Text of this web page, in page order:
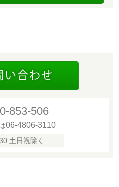
853-506
06-4806-3110
土日祝除く